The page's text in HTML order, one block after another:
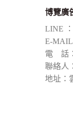
博覽廣
LINE ：
E-MAIL
電 話
聯絡人
地址：